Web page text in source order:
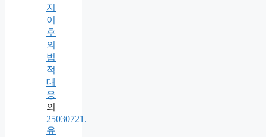
지
이
후
의
법
적
대
응
의
25030721.
유